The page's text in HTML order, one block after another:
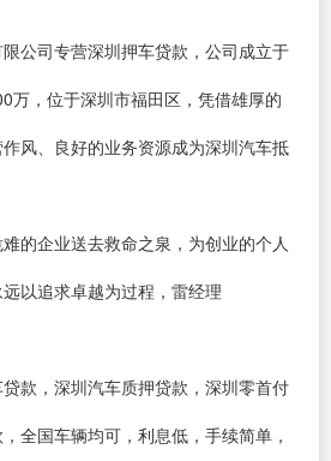
公司专营深圳押车贷款，公司成立于
万，位于深圳市福田区，凭借雄厚的
风、良好的业务资源成为深圳汽车抵
的企业送去救命之泉，为创业的个人
以追求卓越为过程，雷经理
款，深圳汽车质押贷款，深圳零首付
全国车辆均可，利息低，手续简单，